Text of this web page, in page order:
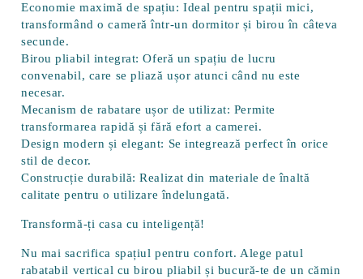
Economie maximă de spațiu: Ideal pentru spații mici,
transformând o cameră într-un dormitor și birou în câteva
secunde.
Birou pliabil integrat: Oferă un spațiu de lucru
convenabil, care se pliază ușor atunci când nu este
necesar.
Mecanism de rabatare ușor de utilizat: Permite
transformarea rapidă și fără efort a camerei.
Design modern și elegant: Se integrează perfect în orice
stil de decor.
Construcție durabilă: Realizat din materiale de înaltă
calitate pentru o utilizare îndelungată.
Transformă-ți casa cu inteligență!
Nu mai sacrifica spațiul pentru confort. Alege patul
rabatabil vertical cu birou pliabil și bucură-te de un cămin